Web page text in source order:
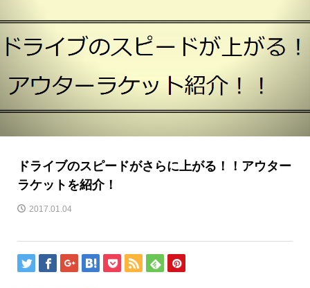
ドライブのスピードがさらに上がる！！アウター
ラケットを紹介！
2017.01.04